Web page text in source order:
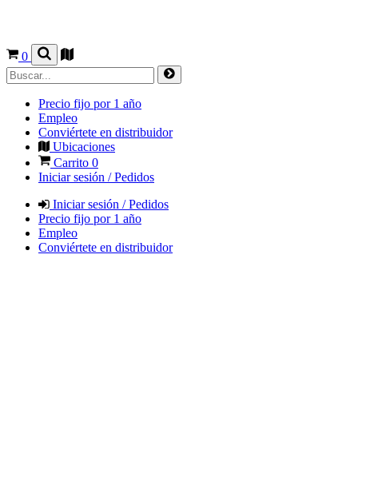
0
Precio fijo por 1 año
Empleo
Conviértete en distribuidor
Ubicaciones
Carrito 0
Iniciar sesión / Pedidos
Iniciar sesión / Pedidos
Precio fijo por 1 año
Empleo
Conviértete en distribuidor